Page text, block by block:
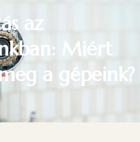
az
Miért
a gépeink?